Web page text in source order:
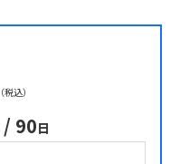
（税込）
/ 90日